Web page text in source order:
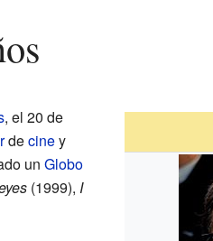
, el 20 de
deciney
un Globo
(1999), I